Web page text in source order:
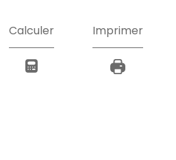
Calculer Imprimer